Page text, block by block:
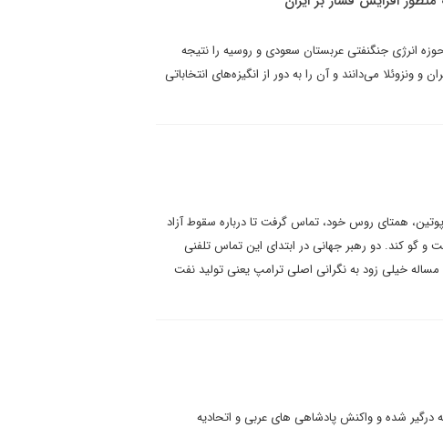
انرژی جنگنفتی عربستان سعودی و روسیه را نتیجه
ونزوئلا می‌دانند و آن را به دور از انگیزه‌های انتخاباتی
پوتین، همتای روس خود، تماس گرفت تا درباره سقوط آزاد
گو کند. دو رهبر جهانی در ابتدای این تماس تلفنی
خیلی زود به نگرانی اصلی ترامپ یعنی تولید نفت
شده و واکنش پادشاهی های عربی و اتحادیه